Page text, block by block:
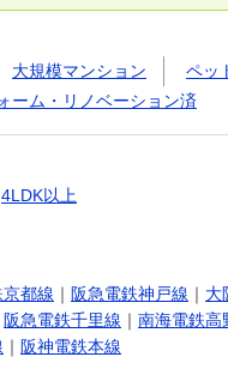
大規模マンション
ペッ
ーム・リノベーション済
4LDK以上
京都線 ｜ 阪急電鉄神戸線 ｜ 大
阪急電鉄千里線 ｜ 南海電鉄高
｜ 阪神電鉄本線